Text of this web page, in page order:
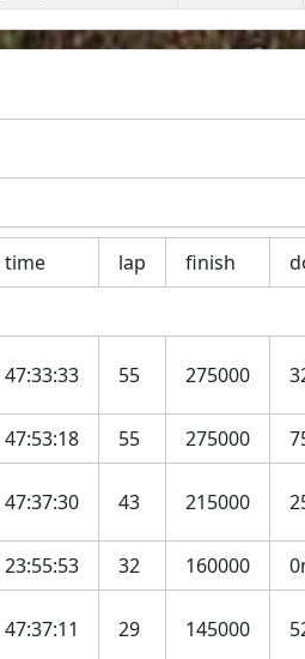
time lap finish
47:33:33 55 275000
47:53:18 55 275000
47:37:30 43 215000
23:55:53 32 160000
47:37:11 29 145000